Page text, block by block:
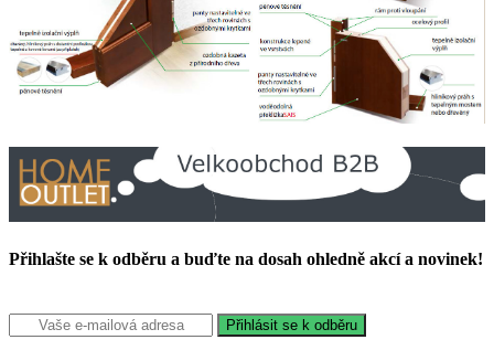
Přihlašte se k odběru a buďte na dosah ohledně akcí a novinek!